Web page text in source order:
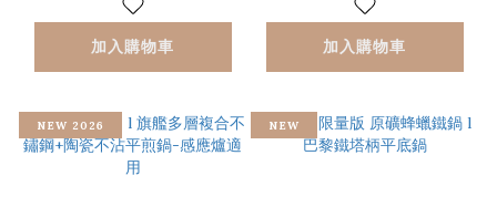
加入購物車 加入購物車
NEW 2026 NEW